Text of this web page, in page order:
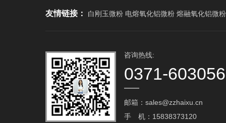
友情链接： 白刚玉微粉 电熔氧化铝微粉 熔融氧化铝微粉
咨询热线:
0371-
邮箱：sales@zzhaixu.cn
手 机：15838373120